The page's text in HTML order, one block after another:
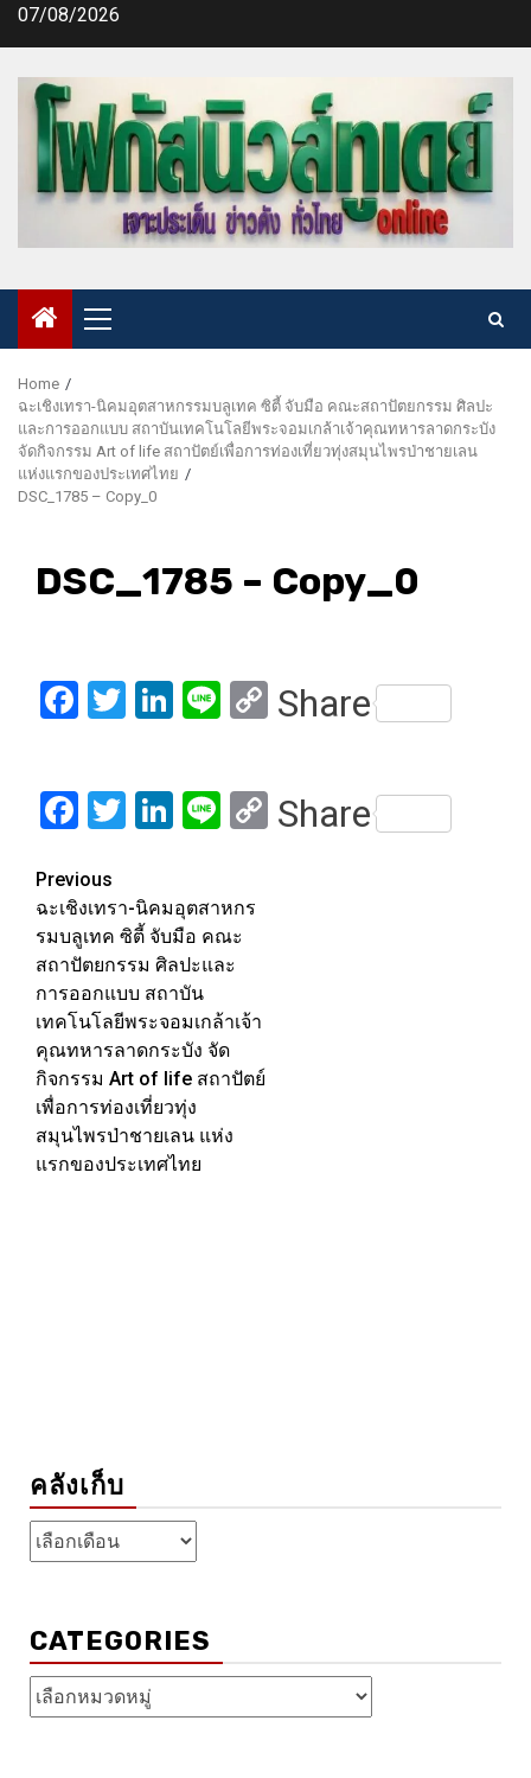
Skip07/08/2026
Primary
Menu
Home
ฉะเชิงเทรา-นิคมอุตสาหกรรมบลูเทค ซิตี้ จับมือ คณะสถาปัตยกรรม ศิลปะ
และการออกแบบ สถาบันเทคโนโลยีพระจอมเกล้าเจ้าคุณทหารลาดกระบัง
จัดกิจกรรม Art of life สถาปัตย์เพื่อการท่องเที่ยวทุ่งสมุนไพรป่าชายเลน
แห่งแรกของประเทศไทย
DSC_1785 – Copy_0
DSC_1785 – Copy_0
Facebook
Twitter
LinkedIn
LineCopy
Share
Facebook
Twitter
LinkedIn
LineCopy
Share
Post
navigation
Previous
ฉะเชิงเทรา-นิคมอุตสาหกร
รมบลูเทค ซิตี้ จับมือ คณะ
สถาปัตยกรรม ศิลปะและ
การออกแบบ สถาบัน
เทคโนโลยีพระจอมเกล้าเจ้า
คุณทหารลาดกระบัง จัด
กิจกรรม Art of life สถาปัตย์
เพื่อการท่องเที่ยวทุ่ง
สมุนไพรป่าชายเลน แห่ง
แรกของประเทศไทย
คลังเก็บ
คลัง
เก็บ
CATEGORIES
Categories